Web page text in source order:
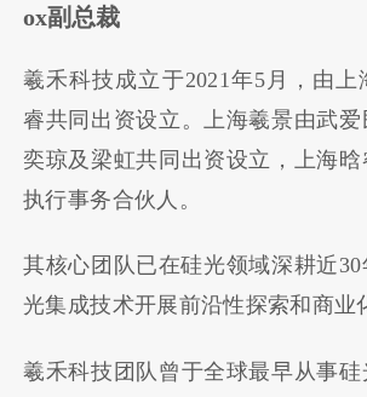
ox副总裁
羲禾科技成立于2021年5月，由上
睿共同出资设立。上海羲景由武
奕琼及梁虹共同出资设立，上海
执行事务合伙人。
其核心团队已在硅光领域深耕近
光集成技术开展前沿性探索和商业
羲禾科技团队曾于全球最早从事硅